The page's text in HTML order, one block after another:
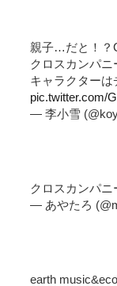
親子…だと！？
クロスカンパ
キャラクター
pic.twitter.com/
— 李小雪
クロスカンパ
— あやたろ
earth